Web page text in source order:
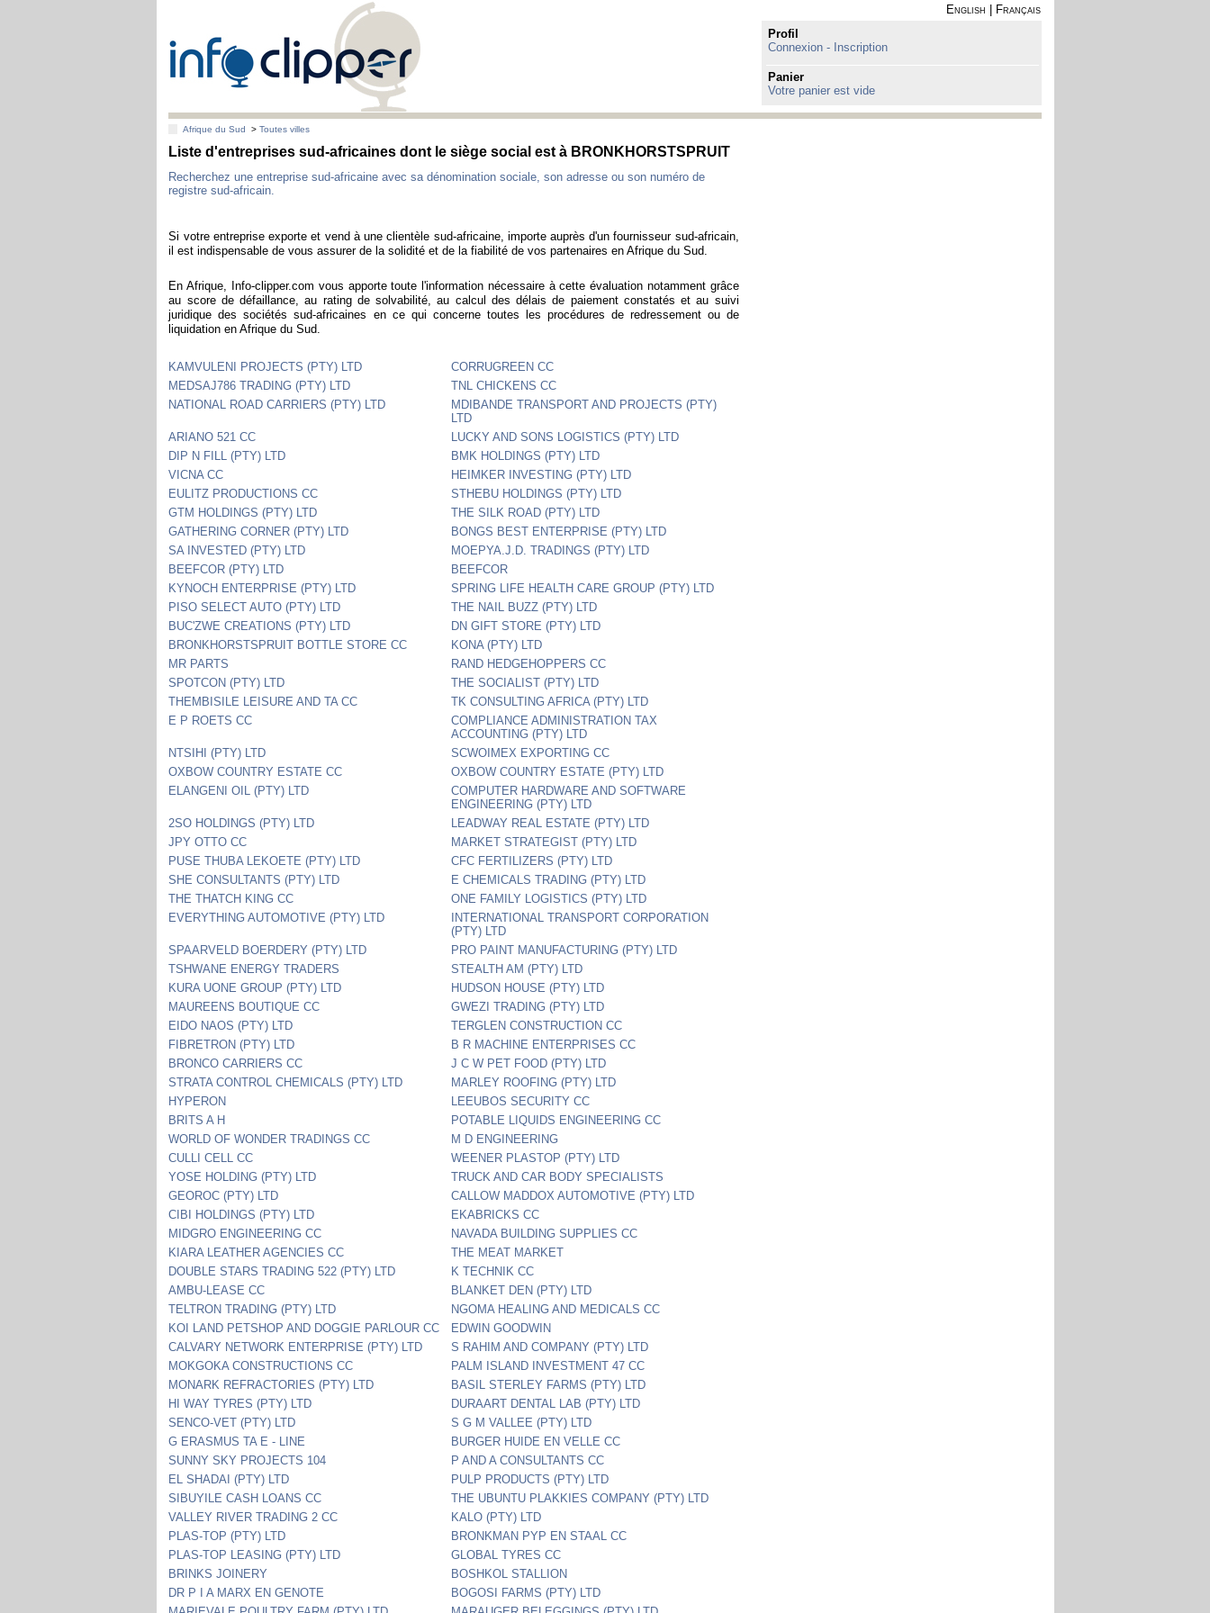
English
Français
Profil
Connexion - Inscription
Panier
Votre panier est vide
Afrique du Sud >Toutes villes
Liste d'entreprises sud-africaines dont le siège social est à BRONKHORSTSPRUIT
Recherchez une entreprise sud-africaine avec sa dénomination sociale, son adresse ou son numéro de
registre sud-africain.
Si votre entreprise exporte et vend à une clientèle sud-africaine, importe auprès d'un fournisseur sud-africain,
il est indispensable de vous assurer de la solidité et de la fiabilité de vos partenaires en Afrique du Sud.
En Afrique, Info-clipper.com vous apporte toute l'information nécessaire à cette évaluation notamment grâce
au score de défaillance, au rating de solvabilité, au calcul des délais de paiement constatés et au suivi
juridique des sociétés sud-africaines en ce qui concerne toutes les procédures de redressement ou de
liquidation en Afrique du Sud.
KAMVULENI PROJECTS (PTY) LTD
CORRUGREEN CC
MEDSAJ786 TRADING (PTY) LTD
TNL CHICKENS CC
NATIONAL ROAD CARRIERS (PTY) LTD
MDIBANDE TRANSPORT AND PROJECTS (PTY)
LTD
ARIANO 521 CC
LUCKY AND SONS LOGISTICS (PTY) LTD
DIP N FILL (PTY) LTD
BMK HOLDINGS (PTY) LTD
VICNA CC
HEIMKER INVESTING (PTY) LTD
EULITZ PRODUCTIONS CC
STHEBU HOLDINGS (PTY) LTD
GTM HOLDINGS (PTY) LTD
THE SILK ROAD (PTY) LTD
GATHERING CORNER (PTY) LTD
BONGS BEST ENTERPRISE (PTY) LTD
SA INVESTED (PTY) LTD
MOEPYA.J.D. TRADINGS (PTY) LTD
BEEFCOR (PTY) LTD
BEEFCOR
KYNOCH ENTERPRISE (PTY) LTD
SPRING LIFE HEALTH CARE GROUP (PTY) LTD
PISO SELECT AUTO (PTY) LTD
THE NAIL BUZZ (PTY) LTD
BUC'ZWE CREATIONS (PTY) LTD
DN GIFT STORE (PTY) LTD
BRONKHORSTSPRUIT BOTTLE STORE CC
KONA (PTY) LTD
MR PARTS
RAND HEDGEHOPPERS CC
SPOTCON (PTY) LTD
THE SOCIALIST (PTY) LTD
THEMBISILE LEISURE AND TA CC
TK CONSULTING AFRICA (PTY) LTD
E P ROETS CC
COMPLIANCE ADMINISTRATION TAX
ACCOUNTING (PTY) LTD
NTSIHI (PTY) LTD
SCWOIMEX EXPORTING CC
OXBOW COUNTRY ESTATE CC
OXBOW COUNTRY ESTATE (PTY) LTD
ELANGENI OIL (PTY) LTD
COMPUTER HARDWARE AND SOFTWARE
ENGINEERING (PTY) LTD
2SO HOLDINGS (PTY) LTD
LEADWAY REAL ESTATE (PTY) LTD
JPY OTTO CC
MARKET STRATEGIST (PTY) LTD
PUSE THUBA LEKOETE (PTY) LTD
CFC FERTILIZERS (PTY) LTD
SHE CONSULTANTS (PTY) LTD
E CHEMICALS TRADING (PTY) LTD
THE THATCH KING CC
ONE FAMILY LOGISTICS (PTY) LTD
EVERYTHING AUTOMOTIVE (PTY) LTD
INTERNATIONAL TRANSPORT CORPORATION
(PTY) LTD
SPAARVELD BOERDERY (PTY) LTD
PRO PAINT MANUFACTURING (PTY) LTD
TSHWANE ENERGY TRADERS
STEALTH AM (PTY) LTD
KURA UONE GROUP (PTY) LTD
HUDSON HOUSE (PTY) LTD
MAUREENS BOUTIQUE CC
GWEZI TRADING (PTY) LTD
EIDO NAOS (PTY) LTD
TERGLEN CONSTRUCTION CC
FIBRETRON (PTY) LTD
B R MACHINE ENTERPRISES CC
BRONCO CARRIERS CC
J C W PET FOOD (PTY) LTD
STRATA CONTROL CHEMICALS (PTY) LTD
MARLEY ROOFING (PTY) LTD
HYPERON
LEEUBOS SECURITY CC
BRITS A H
POTABLE LIQUIDS ENGINEERING CC
WORLD OF WONDER TRADINGS CC
M D ENGINEERING
CULLI CELL CC
WEENER PLASTOP (PTY) LTD
YOSE HOLDING (PTY) LTD
TRUCK AND CAR BODY SPECIALISTS
GEOROC (PTY) LTD
CALLOW MADDOX AUTOMOTIVE (PTY) LTD
CIBI HOLDINGS (PTY) LTD
EKABRICKS CC
MIDGRO ENGINEERING CC
NAVADA BUILDING SUPPLIES CC
KIARA LEATHER AGENCIES CC
THE MEAT MARKET
DOUBLE STARS TRADING 522 (PTY) LTD
K TECHNIK CC
AMBU-LEASE CC
BLANKET DEN (PTY) LTD
TELTRON TRADING (PTY) LTD
NGOMA HEALING AND MEDICALS CC
KOI LAND PETSHOP AND DOGGIE PARLOUR CC
EDWIN GOODWIN
CALVARY NETWORK ENTERPRISE (PTY) LTD
S RAHIM AND COMPANY (PTY) LTD
MOKGOKA CONSTRUCTIONS CC
PALM ISLAND INVESTMENT 47 CC
MONARK REFRACTORIES (PTY) LTD
BASIL STERLEY FARMS (PTY) LTD
HI WAY TYRES (PTY) LTD
DURAART DENTAL LAB (PTY) LTD
SENCO-VET (PTY) LTD
S G M VALLEE (PTY) LTD
G ERASMUS TA E - LINE
BURGER HUIDE EN VELLE CC
SUNNY SKY PROJECTS 104
P AND A CONSULTANTS CC
EL SHADAI (PTY) LTD
PULP PRODUCTS (PTY) LTD
SIBUYILE CASH LOANS CC
THE UBUNTU PLAKKIES COMPANY (PTY) LTD
VALLEY RIVER TRADING 2 CC
KALO (PTY) LTD
PLAS-TOP (PTY) LTD
BRONKMAN PYP EN STAAL CC
PLAS-TOP LEASING (PTY) LTD
GLOBAL TYRES CC
BRINKS JOINERY
BOSHKOL STALLION
DR P I A MARX EN GENOTE
BOGOSI FARMS (PTY) LTD